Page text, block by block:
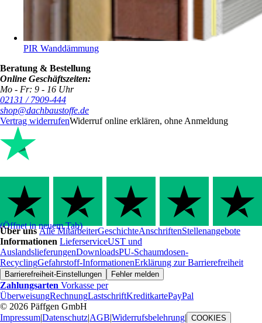
PIR Wanddämmung
Beratung & Bestellung
Online Geschäftszeiten:
Mo - Fr: 9 - 16 Uhr
02131 / 7909-444
shop@dachbaustoffe.de
Vertrag widerrufenWiderruf online erklären, ohne Anmeldung
(Öffnet in neuem Tab)
Über unsAlle MitarbeiterGeschichteAnschriftenStellenangebote
Informationen LieferserviceUST und
AuslandslieferungenDownloadsPU-Schaumdosen-
RecyclingGefahrstoff-InformationenErklärung zur Barrierefreiheit
Barrierefreiheit-Einstellungen Fehler melden
Zahlungsarten Vorkasse per
ÜberweisungRechnungLastschriftKreditkartePayPal
© 2026 Päffgen GmbH
Impressum|Datenschutz|AGB|Widerrufsbelehrung| COOKIES